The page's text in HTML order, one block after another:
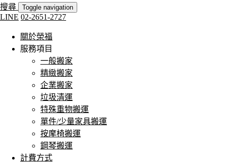
搜尋 Toggle navigation
LINE 02-2651-2727
關於榮福
服務項目
一般搬家
精緻搬家
企業搬家
垃圾清運
特殊重物搬運
單件/少量家具搬運
按摩椅搬運
鋼琴搬運
計費方式